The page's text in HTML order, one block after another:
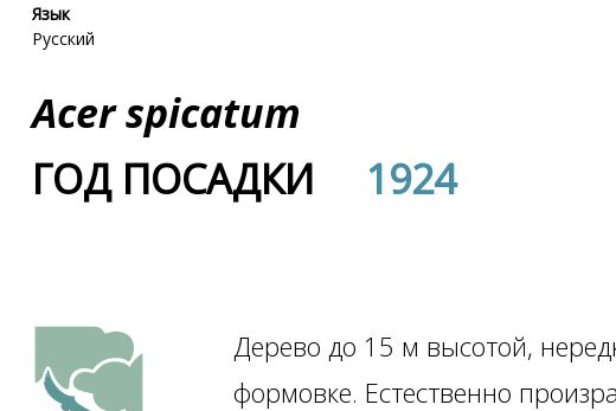
Язык
Русский
Acer spicatum
ГОД ПОСАДКИ
1924
Дерево до 15 м высотой,
формовке. Естественно